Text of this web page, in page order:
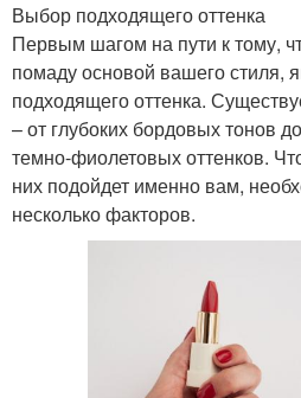
Выбор подходящего оттенка
Первым шагом на пути к тому,
помаду основой вашего стиля,
подходящего оттенка.
– от глубоких бордовых тонов
темно-фиолетовых оттенков.
них подойдет именно вам,
несколько факторов.